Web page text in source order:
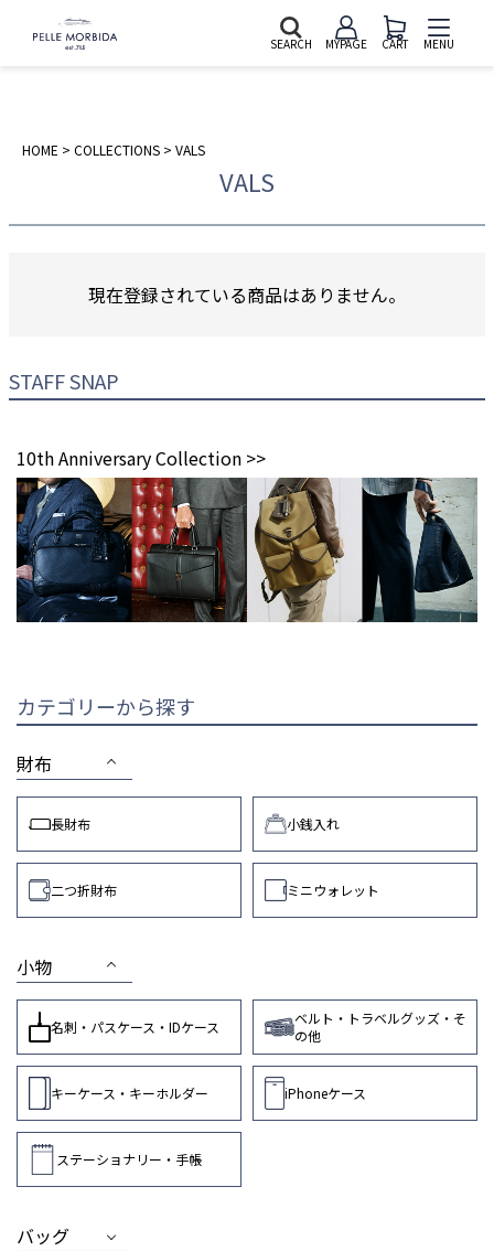
SEARCH MYPAGE CART MENU
HOME COLLECTIONS VALS
VALS
現在登録されている商品はありません。
STAFF SNAP
10th Anniversary Collection >>
カテゴリーから探す
財布
長財布 小銭入れ
二つ折財布 ミニウォレット
小物
名刺・パスケース・IDケース
ベルト・トラベルグッズ・そ
の他
キーケース・キーホルダー iPhoneケース
ステーショナリー・手帳
バッグ